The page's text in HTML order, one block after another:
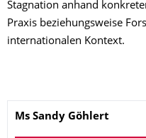
Stagnation anhand
Praxis beziehungsweise
internationalen Kontext.
Name
Ms Sandy Göhlert